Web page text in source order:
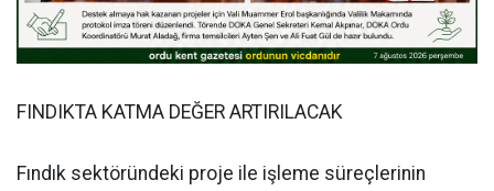
FINDIKTA KATMA DEĞER ARTIRILACAK
Fındık sektöründeki proje ile işleme süreçlerinin